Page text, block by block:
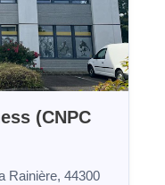
(CNPC
Rainière, 44300